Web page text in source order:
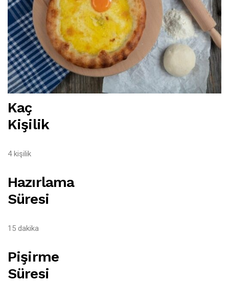
Kaç
Kişilik
4 kişilik
Hazırlama
Süresi
15 dakika
Pişirme
Süresi